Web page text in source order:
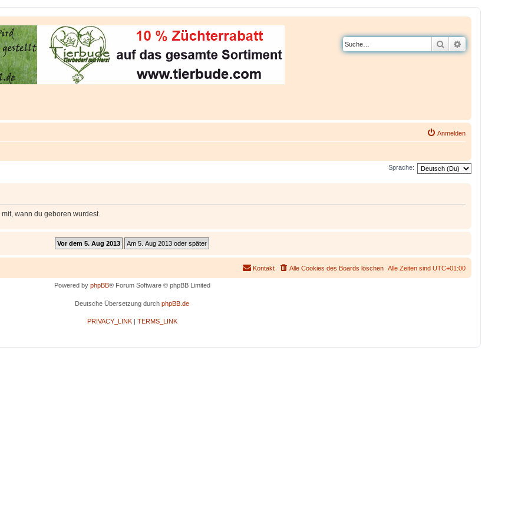
Suche
Anmelden
Sprache:
wann du geboren wurdest.
Alle Zeiten sind UTC+01:00
Alle Cookies des Boards löschen
Kontakt
Powered by phpBB® Forum Software © phpBB Limited
Deutsche Übersetzung durch phpBB.de
PRIVACY_LINK| TERMS_LINK